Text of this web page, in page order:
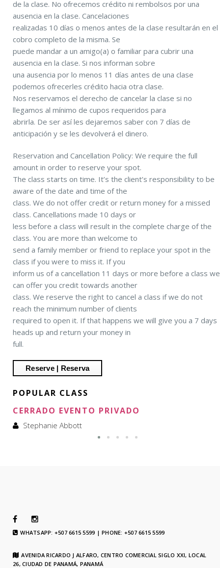
de la clase. No ofrecemos crédito ni rembolsos por una
ausencia en la clase. Cancelaciones
realizadas 10 días o menos antes de la clase resultarán en el
cobro completo de la misma. Se
puede mandar a un amigo(a) o familiar para cubrir una
ausencia en la clase. Si nos informan sobre
una ausencia por lo menos 11 días antes de una clase
podemos ofrecerles crédito hacia otra clase.
Nos reservamos el derecho de cancelar la clase si no
llegamos al mínimo de cupos requeridos para
abrirla. De ser así les dejaremos saber con 7 días de
anticipación y se les devolverá el dinero.
Reservation and Cancellation Policy: We require the full
amount in order to reserve your spot.
The class starts on time. It’s the client’s responsibility to be
aware of the date and time of the
class. We do not offer credit or return money for a missed
class. Cancellations made 10 days or
less before a class will result in the complete charge of the
class. You are more than welcome to
send a family member or friend to replace your spot in the
class if you were to miss it. If you
inform us of a cancellation 11 days or more before a class we
can offer you credit towards another
class. We reserve the right to cancel a class if we do not
reach the minimum number of clients
required to open it. If that happens we will give you a 7 days
heads up and return your money in
full.
POPULAR CLASS
CERRADO EVENTO PRIVADO
Stephanie Abbott
WHATSAPP: +507 6615 5599 | PHONE: +507 6615 5599
AVENIDA RICARDO J ALFARO, CENTRO COMERCIAL SIGLO XXI, LOCAL
26, CIUDAD DE PANAMÁ, PANAMÁ